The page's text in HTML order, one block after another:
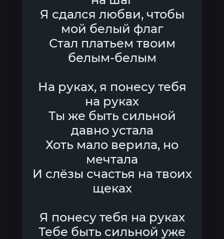
Я сдался любви, чтобы
мой белый флаг
Стал платьем твоим
белым-белым
На руках, я понесу тебя
на руках
Ты же быть сильной
давно устала
Хоть мало верила, но
мечтала
И слёзы счастья на твоих
щеках
Я понесу тебя на руках
Тебе быть сильной уже